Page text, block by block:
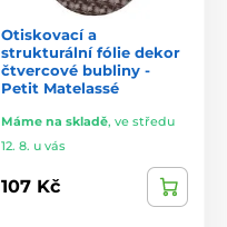
Otiskovací a
strukturální fólie dekor
čtvercové bubliny -
Petit Matelassé
Máme na skladě, ve středu
12. 8. u vás
107 Kč